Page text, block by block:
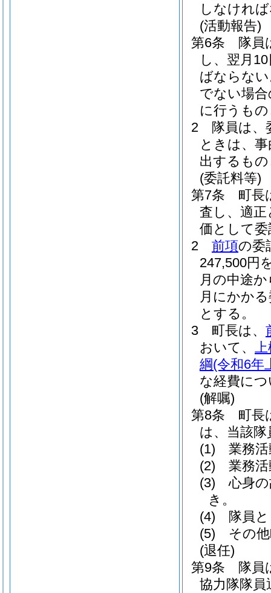
しなけれ
(活動報告)
第6条
隊員
し、翌月
ばならな
でない場
に行うも
2
隊員は、
ときは、
出するも
(委託料等)
第7条
町長
査し、適
価として
2
前項の委
247,500円
月の中途
月にかか
とする。
3
町長は、
おいて、 上
綱(令和6年
な経費に
(解嘱)
第8条
町長
は、当該
(1)
業務
(2)
業務
(3)
心身
き。
(4)
隊員
(5)
その
(退任)
第9条
隊員
協力隊隊